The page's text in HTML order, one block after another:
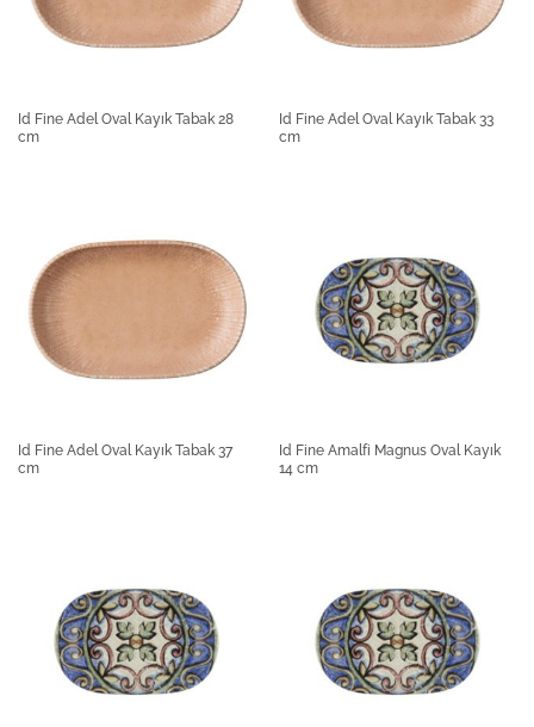
Id Fine Adel Oval Kayık Tabak 28
cm
Id Fine Adel Oval Kayık Tabak 33
cm
Id Fine Adel Oval Kayık Tabak 37
cm
Id Fine Amalfi Magnus Oval Kayık
14 cm